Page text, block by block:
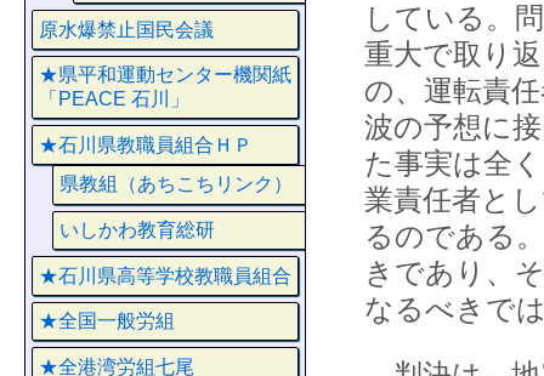
している。
重大で取り
の、運転責
波の予想に
た事実は全
業責任者と
るのである
きであり、
なるべきで
原水爆禁止国民会議
★県平和運動センター機関紙
「PEACE 石川」
★石川県教職員組合ＨＰ
県教組（あちこちリンク）
いしかわ教育総研
★石川県高等学校教職員組合
★全国一般労組
★全港湾労組七尾